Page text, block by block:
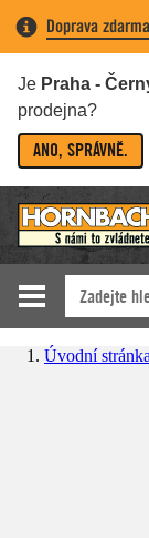
Doprava
Je Praha -
prodejna?
ANO, SPRÁVNĚ.
Úvodní stránka